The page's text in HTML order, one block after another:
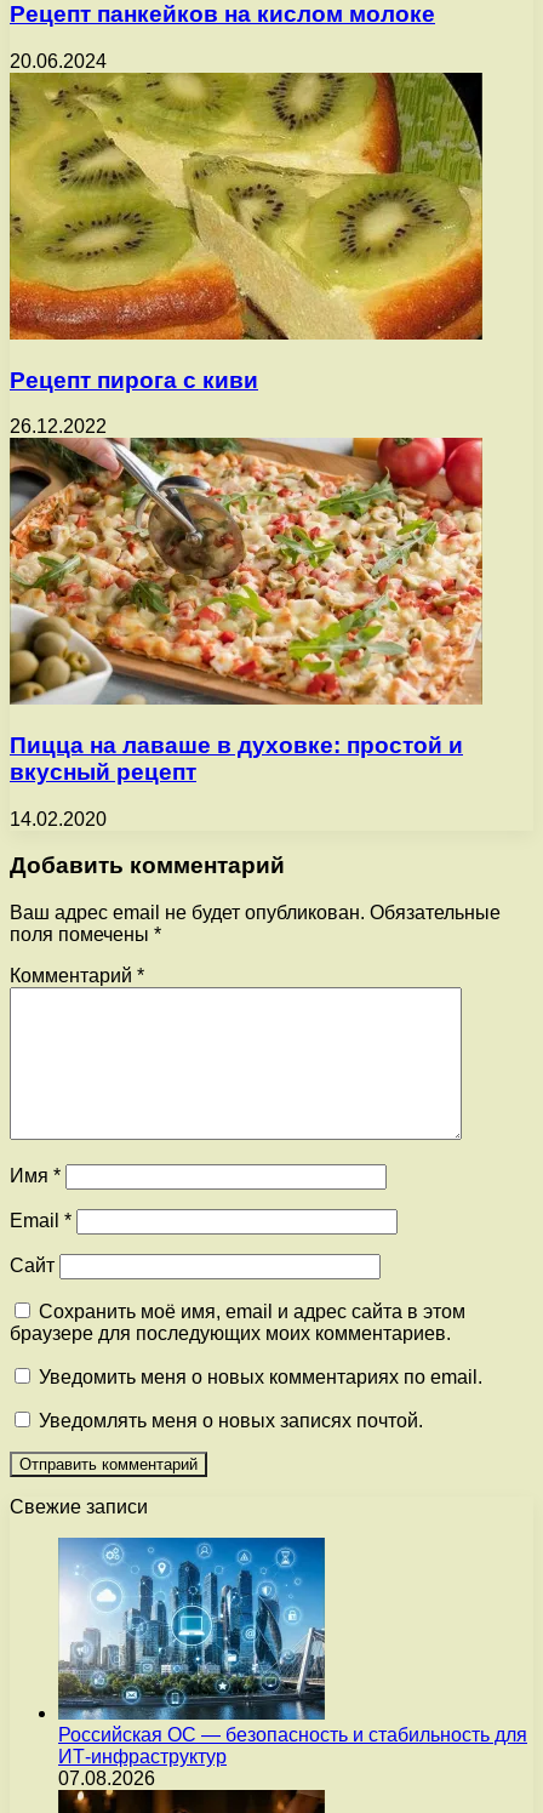
Рецепт панкейков на кислом молоке
20.06.2024
Рецепт пирога с киви
26.12.2022
Пицца на лаваше в духовке: простой и
вкусный рецепт
14.02.2020
Добавить комментарий
Ваш адрес email не будет опубликован. Обязательные
поля помечены *
Комментарий *
Имя *
Email *
Сайт
Сохранить моё имя, email и адрес сайта в этом
браузере для последующих моих комментариев.
Уведомить меня о новых комментариях по email.
Уведомлять меня о новых записях почтой.
Свежие записи
Российская ОС — безопасность и стабильность для
ИТ-инфраструктур
07.08.2026